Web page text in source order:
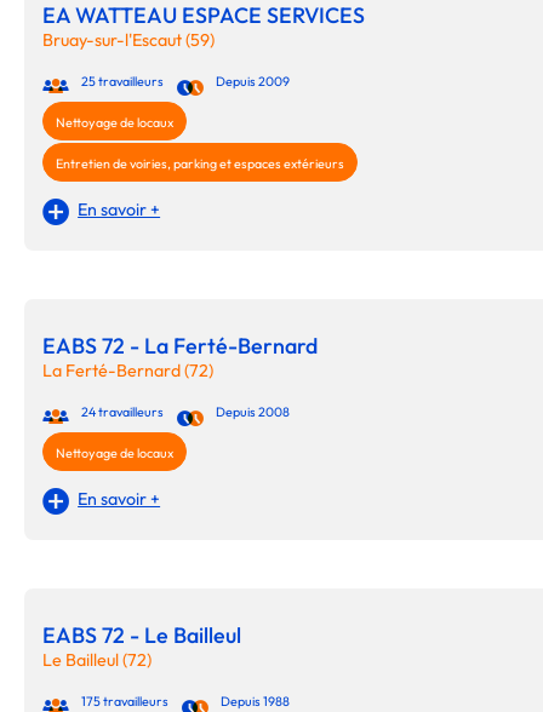
EA WATTEAU ESPACE SERVICES
Bruay-sur-l'Escaut (59)
25 travailleurs Depuis 2009
Nettoyage de locaux
Entretien de voiries, parking et espaces extérieurs
En savoir +
EABS 72 - La Ferté-Bernard
La Ferté-Bernard (72)
24 travailleurs Depuis 2008
Nettoyage de locaux
En savoir +
EABS 72 - Le Bailleul
Le Bailleul (72)
175 travailleurs Depuis 1988